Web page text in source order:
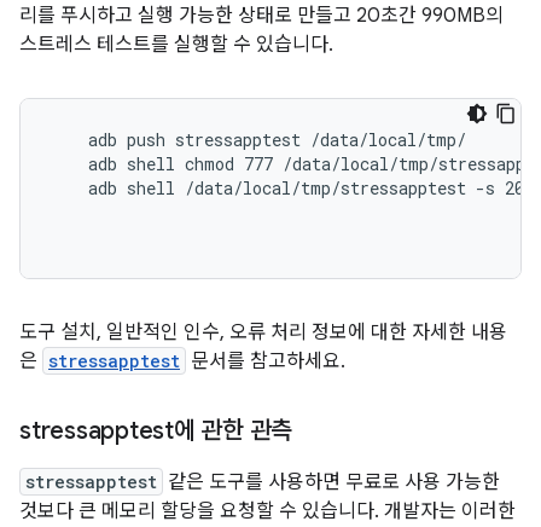
리를 푸시하고 실행 가능한 상태로 만들고 20초간 990MB의
스트레스 테스트를 실행할 수 있습니다.
    adb push stressapptest /data/local/tmp/
adb shell chmod 777 /data/local/tmp/
adb shell /data/local/tmp/stressapptest -s 20
도구 설치, 일반적인 인수, 오류 처리 정보에 대한 자세한 내용
은 stressapptest 문서를 참고하세요.
stressapptest에 관한 관측
stressapptest 같은 도구를 사용하면 무료로 사용 가능한
것보다 큰 메모리 할당을 요청할 수 있습니다. 개발자는 이러한